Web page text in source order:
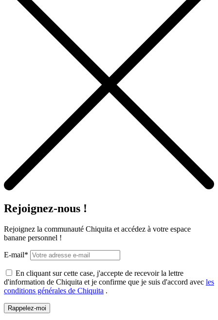
Rejoignez-nous !
Rejoignez la communauté Chiquita et accédez à votre espace
banane personnel !
E-mail*
En cliquant sur cette case, j'accepte de recevoir la lettre
d'information de Chiquita et je confirme que je suis d'accord avec les
conditions générales de Chiquita .